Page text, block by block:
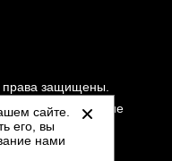
права защищены.
магазином и не
офертой.
данных
сайте.
его, вы
нами